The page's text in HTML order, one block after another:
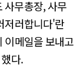
사무총장, 사무
저러합니다'란
이메일을 보내고
다.